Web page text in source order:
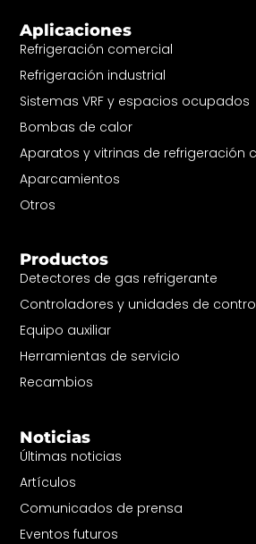
Aplicaciones
Refrigeración comercial
Refrigeración industrial
Sistemas VRF y espacios ocupados
Bombas de calor
Aparatos y vitrinas de refrigeración
Aparcamientos
Otros
Productos
Detectores de gas refrigerante
Controladores y unidades de
Equipo auxiliar
Herramientas de servicio
Recambios
Noticias
Últimas noticias
Artículos
Comunicados de prensa
Eventos futuros